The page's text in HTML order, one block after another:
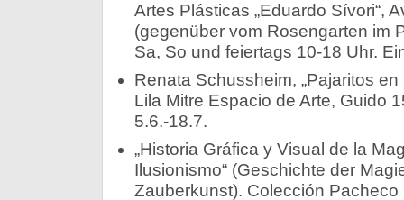
Artes Plásticas „Eduardo Sívori“,
(gegenüber vom Rosengarten im
Sa, So und feiertags 10-18 Uhr.
Renata Schussheim, „Pajaritos
Lila Mitre Espacio de Arte, Guido
5.6.-18.7.
„Historia Gráfica y Visual de la
Ilusionismo“ (Geschichte der
Zauberkunst). Colección